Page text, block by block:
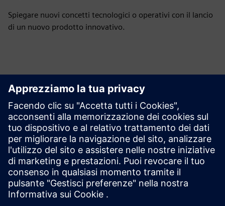
Spiegare nuovi concetti tecnologici o operativi con il lancio
di un nuovo prodotto innovativo.
Esplora le risorse e i
prodotti correlati
Informazioni e risorse aggiuntive
Side Effects AG | Versetto del prodotto 3D